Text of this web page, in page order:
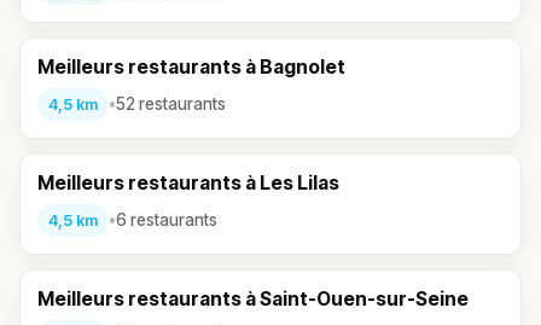
Meilleurs restaurants à Bagnolet
4,5 km •52 restaurants
Meilleurs restaurants à Les Lilas
4,5 km •6 restaurants
Meilleurs restaurants à Saint-Ouen-sur-Seine